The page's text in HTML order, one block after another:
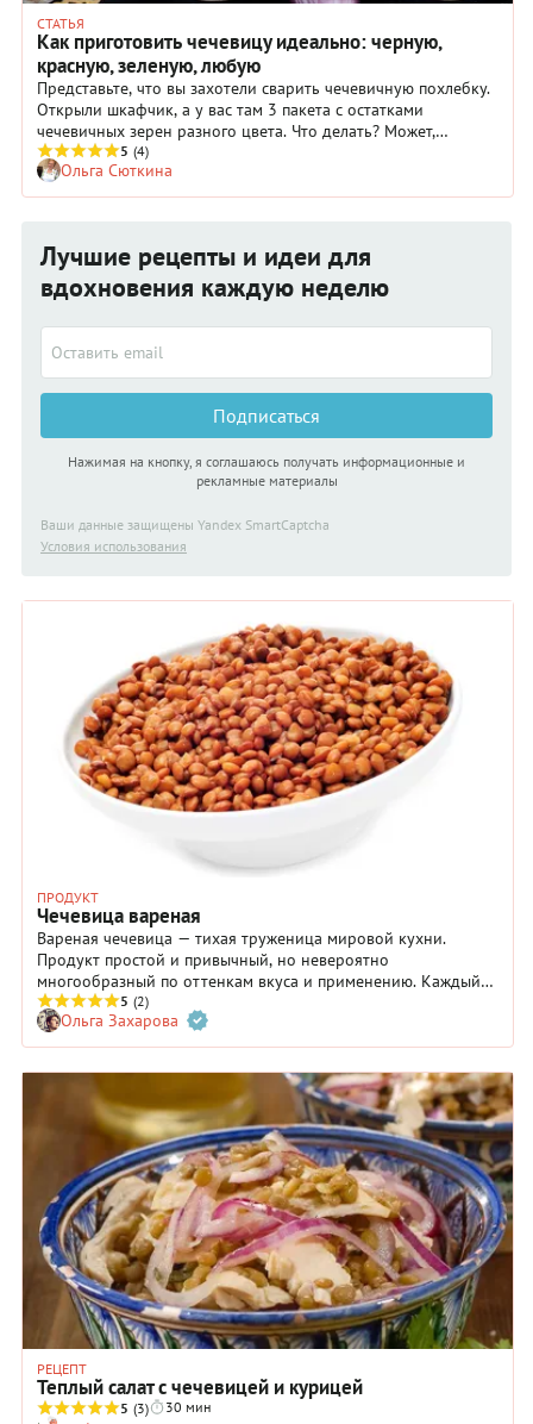
СТАТЬЯ
Как приготовить чечевицу идеально: черную,
красную, зеленую, любую
Представьте, что вы захотели сварить чечевичную похлебку.
Открыли шкафчик, а у вас там 3 пакета с остатками
чечевичных зерен разного цвета. Что делать? Может,
смешать все вместе и сварить разноцветный суп? Ни в коем
случае, ведь у каждого вида чечевицы свой характер!
Разберемся по порядку. Ведь если выбрать правильную
коричневая, черная — чечевица разная не только по цвету,
но и по кулинарному назначению.
5 (4)
Ольга Сюткина
Лучшие рецепты и идеи для
вдохновения каждую неделю
Подписаться
Нажимая на кнопку, я соглашаюсь получать информационные и
рекламные материалы
Ваши данные защищены Yandex SmartCaptcha
Условия использования
ПРОДУКТ
Чечевица вареная
Вареная чечевица — тихая труженица мировой кухни.
Продукт простой и привычный, но невероятно
многообразный по оттенкам вкуса и применению. Каждый
народ, знакомый с ним интерпретирует простое сочетание
воды и чечевицы по-своему. Одни превращают вареную
чечевицу в сытный гарнир, другие – в ароматный суп, а
некоторые готовят из нее начинку для пирогов.
5 (2)
Ольга Захарова
РЕЦЕПТ
Теплый салат с чечевицей и курицей
5 (3) 30 мин